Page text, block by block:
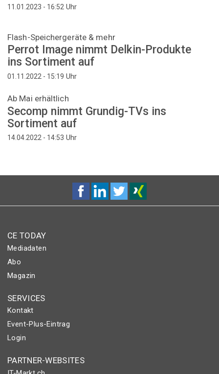
11.01.2023 - 16:52 Uhr
Flash-Speichergeräte & mehr
Perrot Image nimmt Delkin-Produkte
ins Sortiment auf
01.11.2022 - 15:19 Uhr
Ab Mai erhältlich
Secomp nimmt Grundig-TVs ins
Sortiment auf
14.04.2022 - 14:53 Uhr
CE TODAY
Mediadaten
Abo
Magazin
SERVICES
Kontakt
Event-Plus-Eintrag
Login
PARTNER-WEBSITES